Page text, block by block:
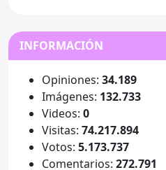
INFORMACIÓN
Opiniones: 34.189
Imágenes: 132.733
Videos: 0
Visitas: 74.217.894
Votos: 5.173.737
Comentarios: 272.791